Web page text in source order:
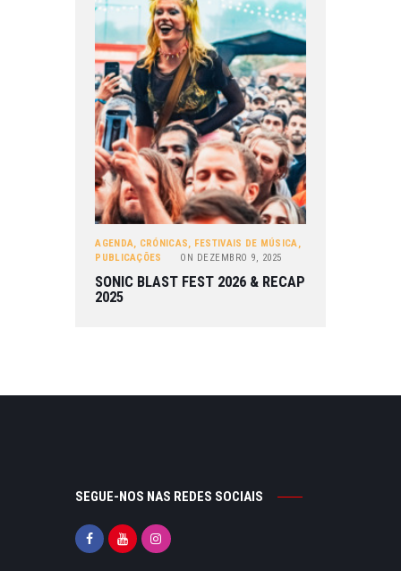
AGENDA, CRÓNICAS, FESTIVAIS DE MÚSICA,
PUBLICAÇÕES
ON DEZEMBRO 9, 2025
SONIC BLAST FEST 2026 & RECAP
2025
SEGUE-NOS NAS REDES SOCIAIS